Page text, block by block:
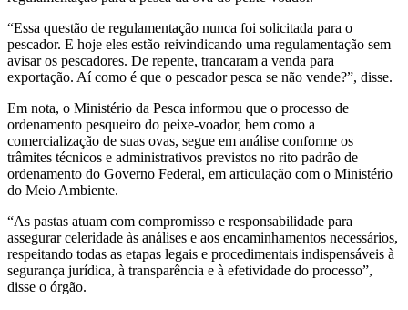
“Essa questão de regulamentação nunca foi solicitada para o
pescador. E hoje eles estão reivindicando uma regulamentação sem
avisar os pescadores. De repente, trancaram a venda para
exportação. Aí como é que o pescador pesca se não vende?”, disse.
Em nota, o Ministério da Pesca informou que o processo de
ordenamento pesqueiro do peixe-voador, bem como a
comercialização de suas ovas, segue em análise conforme os
trâmites técnicos e administrativos previstos no rito padrão de
ordenamento do Governo Federal, em articulação com o Ministério
do Meio Ambiente.
“As pastas atuam com compromisso e responsabilidade para
assegurar celeridade às análises e aos encaminhamentos necessários,
respeitando todas as etapas legais e procedimentais indispensáveis à
segurança jurídica, à transparência e à efetividade do processo”,
disse o órgão.